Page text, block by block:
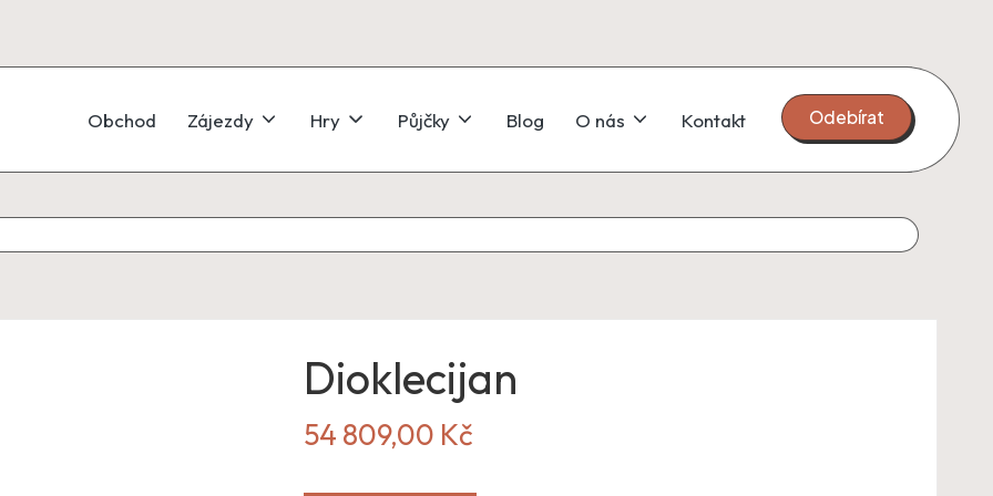
Obchod Zájezdy Hry Půjčky Blog O nás Kontakt Odebírat
Dioklecijan
54 809,00 Kč